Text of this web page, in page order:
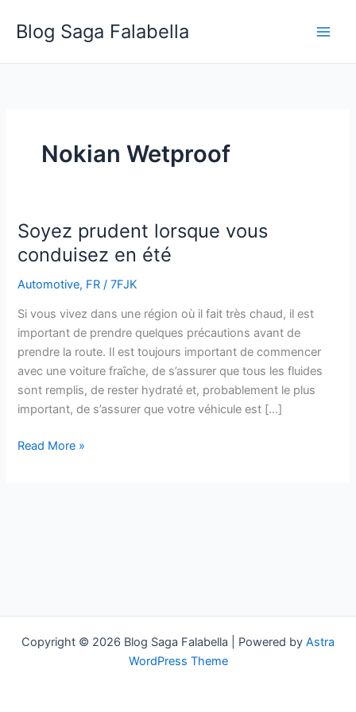
Blog Saga Falabella
Nokian Wetproof
Soyez prudent lorsque vous
conduisez en été
Automotive, FR /7FJK
Si vous vivez dans une région où il fait très chaud, il est
important de prendre quelques précautions avant de
prendre la route. Il est toujours important de commencer
avec une voiture fraîche, de s’assurer que tous les fluides
sont remplis, de rester hydraté et, probablement le plus
important, de s’assurer que votre véhicule est […]
Soyez
prudent
lorsque
vous
été
Read More »
Copyright © 2026 Blog Saga Falabella | Powered by Astra
WordPress Theme